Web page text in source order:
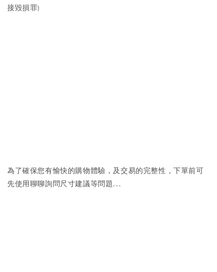
接毀損罪)
為了確保您有愉快的購物體驗，及交易的完整性，下單前可
先使用聊聊詢問尺寸建議等問題...